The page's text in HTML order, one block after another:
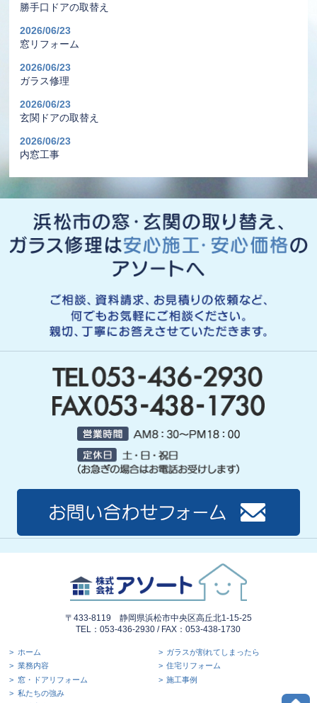
勝手口ドアの取替え
2026/06/23
窓リフォーム
2026/06/23
ガラス修理
2026/06/23
玄関ドアの取替え
2026/06/23
内窓工事
〒433-8119 静岡県浜松市中央区高丘北1-15-25
TEL：053-436-2930 / FAX：053-438-1730
ホーム
業務内容
窓・ドアリフォーム
ガラスが割れてしまったら
住宅リフォーム
施工事例
私たちの強み